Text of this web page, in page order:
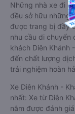
Những nhà xe đi
đều sở hữu những
được trang bị đầy
nhu cầu di chuyển
khách Diên Khánh
đến chất lượng
trải nghiệm hoàn
Xe Diên Khánh -
nhất: Xe từ Diên
nằm được đánh